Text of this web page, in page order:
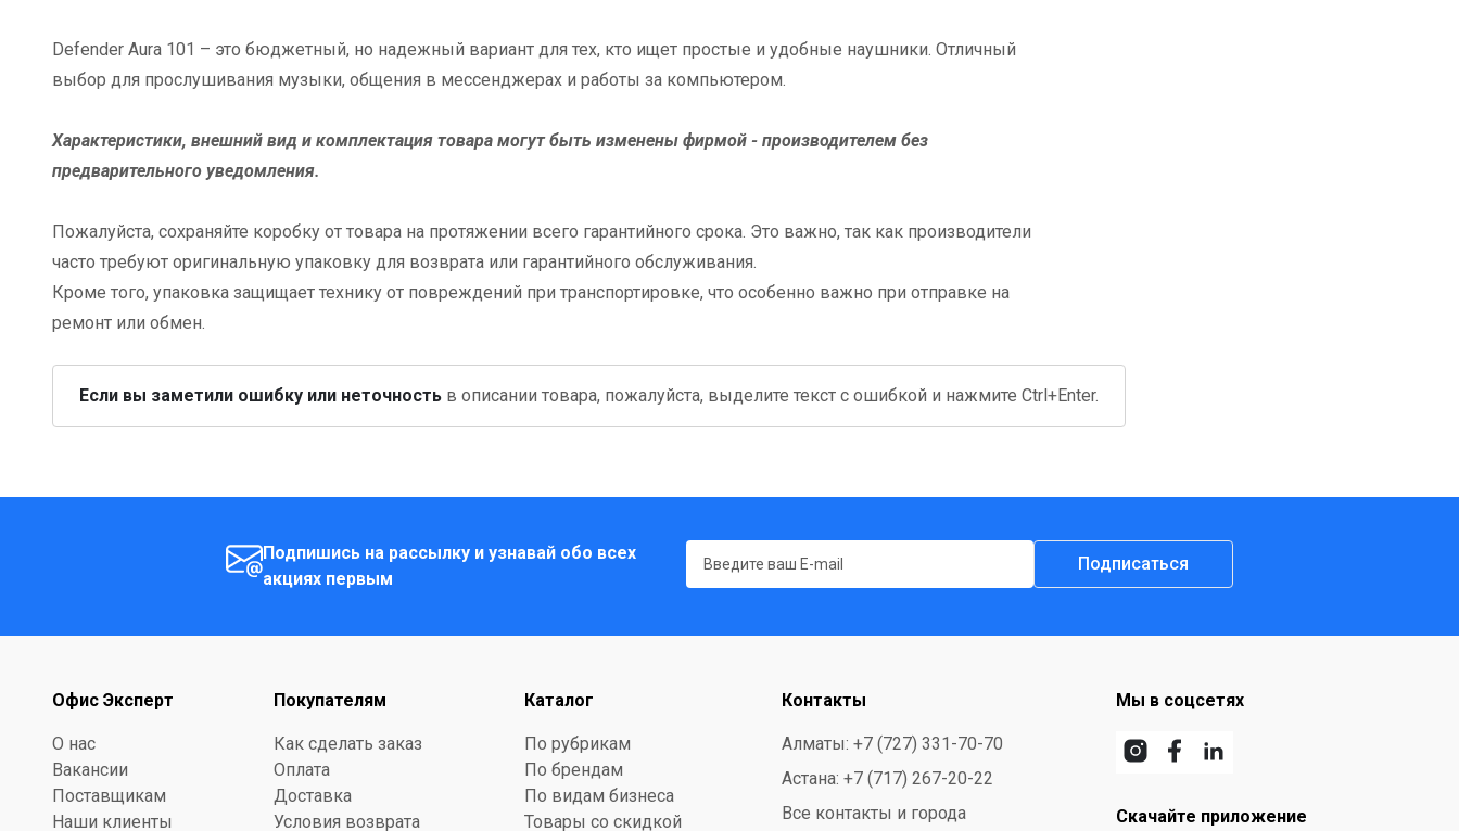
Defender Aura 101 – это бюджетный, но надежный вариант для тех, кто ищет простые и удобные наушники. Отличный
выбор для прослушивания музыки, общения в мессенджерах и работы за компьютером.
Характеристики, внешний вид и комплектация товара могут быть изменены фирмой - производителем без
предварительного уведомления.
Пожалуйста, сохраняйте коробку от товара на протяжении всего гарантийного срока. Это важно, так как производители
часто требуют оригинальную упаковку для возврата или гарантийного обслуживания.
Кроме того, упаковка защищает технику от повреждений при транспортировке, что особенно важно при отправке на
ремонт или обмен.
Если вы заметили ошибку или неточность в описании товара, пожалуйста, выделите текст с ошибкой и нажмите Ctrl+Enter.
Подпишись на рассылку и узнавай обо всех
акциях первым
Подписаться
Офис Эксперт
О нас
Вакансии
Поставщикам
Наши клиенты
Покупателям
Как сделать заказ
Оплата
Доставка
Условия возврата
Каталог
По рубрикам
По брендам
По видам бизнеса
Товары со скидкой
Контакты
Алматы: +7 (727) 331-70-70
Астана: +7 (717) 267-20-22
Все контакты и города
Мы в соцсетях
Скачайте приложение